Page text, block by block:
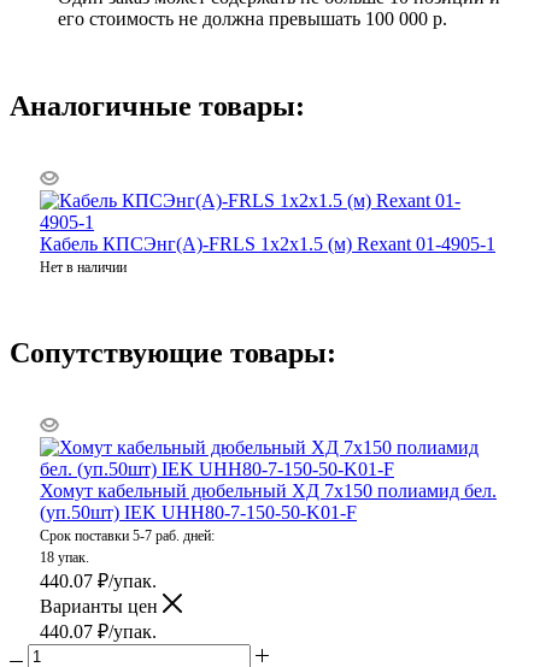
его стоимость не должна превышать 100 000 р.
Аналогичные товары:
Кабель КПСЭнг(А)-FRLS 1х2х1.5 (м) Rexant 01-4905-1
Нет в наличии
Сопутствующие товары:
Хомут кабельный дюбельный ХД 7х150 полиамид бел.
(уп.50шт) IEK UHH80-7-150-50-K01-F
Срок поставки 5-7 раб. дней:
18 упак.
440.07 ₽/упак.
Варианты цен
440.07 ₽/упак.